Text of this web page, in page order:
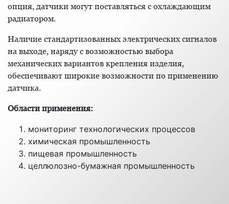
опция, датчики могут поставляться с охлаждающим
радиатором.
Наличие стандартизованных электрических сигналов
на выходе, наряду с возможностью выбора
механических вариантов крепления изделия,
обеспечивают широкие возможности по применению
датчика.
Области применения:
мониторинг технологических процессов
химическая промышленность
пищевая промышленность
целлюлозно-бумажная промышленность